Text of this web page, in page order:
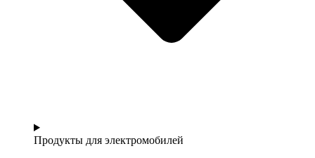
Продукты для электромобилей